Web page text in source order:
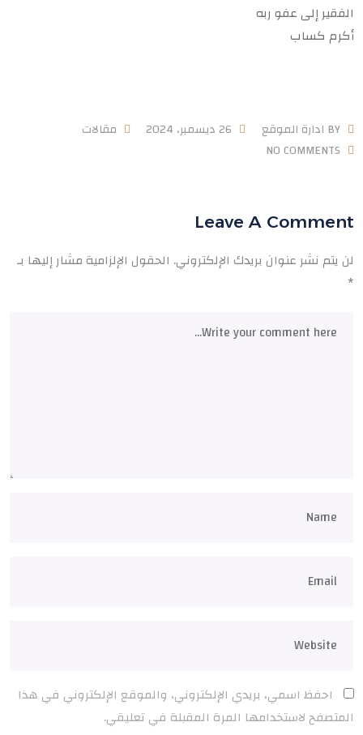
الفقير إلى عفو ربه
أكرم كساب
BY ادارة الموقع 26 ديسمبر، 2024
مقالات
NO COMMENTS
Leave A Comment
لن يتم نشر عنوان بريدك الإلكتروني. الحقول الإلزامية مشار إليها بـ
*
احفظ اسمي، بريدي الإلكتروني، والموقع الإلكتروني في هذا
المتصفح لاستخدامها المرة المقبلة في تعليقي.